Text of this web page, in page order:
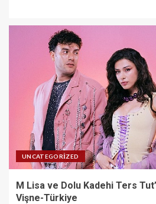
Gloria
bar
bir
Attı-
1
Gupi ve
UNCATEGORIZED
M Lisa ve Dolu Kadehi Ters
Vişne-Türkiye